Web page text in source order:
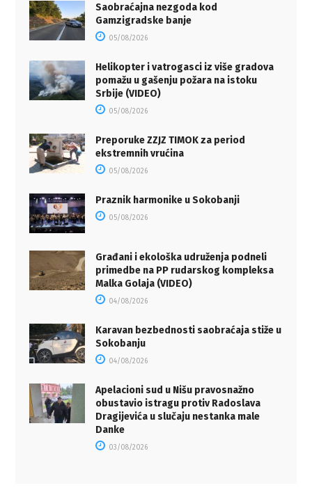
Saobraćajna nezgoda kod
Gamzigradske banje
05/08/2026
Helikopter i vatrogasci iz više gradova
pomažu u gašenju požara na istoku
Srbije (VIDEO)
05/08/2026
Preporuke ZZJZ TIMOK za period
ekstremnih vrućina
05/08/2026
Praznik harmonike u Sokobanji
05/08/2026
Građani i ekološka udruženja podneli
primedbe na PP rudarskog kompleksa
Malka Golaja (VIDEO)
04/08/2026
Karavan bezbednosti saobraćaja stiže u
Sokobanju
04/08/2026
Apelacioni sud u Nišu pravosnažno
obustavio istragu protiv Radoslava
Dragijevića u slučaju nestanka male
Danke
03/08/2026